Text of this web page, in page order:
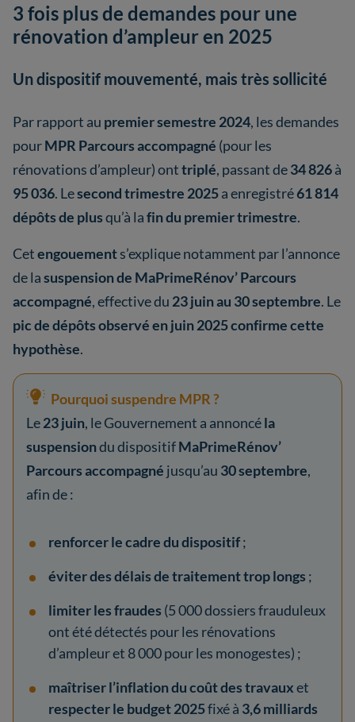
3 fois plus de demandes pour une
rénovation d’ampleur en 2025
Un dispositif mouvementé, mais très sollicité
Par rapport au premier semestre 2024, les demandes
pourMPR Parcours accompagné (pour les
rénovations d’ampleur) onttriplé, passant de34 826à
95 036. Lesecond trimestre 2025a enregistré61 814
dépôts de plusqu’à lafin du premier trimestre.
Cetengouements’explique notamment par l’annonce
de lasuspension de MaPrimeRénov’ Parcours
accompagné, effective du 23 juin au 30 septembre. Le
pic de dépôts observé en juin 2025 confirme cette
hypothèse.
Pourquoi suspendre MPR ?
Le23 juin, le Gouvernement a annoncéla
suspensiondu dispositifMaPrimeRénov’
Parcours accompagné jusqu’au 30 septembre,
afin de :
renforcer le cadre du dispositif;
éviter des délais de traitement trop longs ;
limiter les fraudes (5 000 dossiers frauduleux
ont été détectés pour les rénovations
d’ampleur et 8 000 pour les monogestes) ;
maîtriser l’inflation du coût des travauxet
respecter le budget 2025fixé à 3,6 milliards